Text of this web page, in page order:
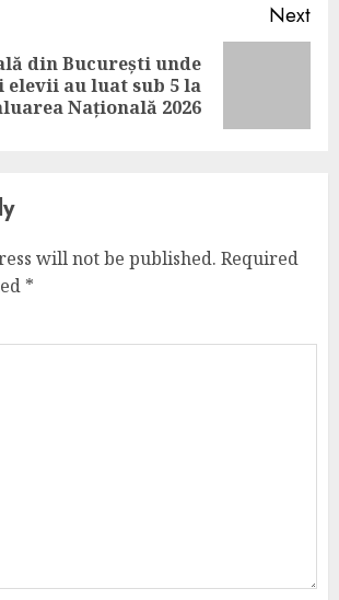
Next
din București unde
elevii au luat sub 5 la
Națională 2026
will not be published. Required
*